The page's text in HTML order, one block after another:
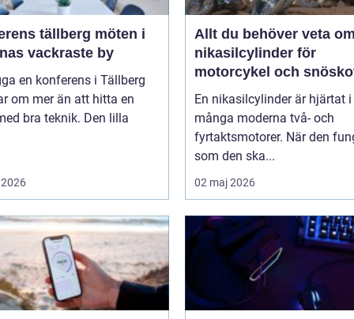
tällberg möten i
vackraste by
en konferens i Tällberg
om mer än att hitta en
bra teknik. Den lilla
Allt du behöver veta
nikasilcylinder för
motorcykel och
En nikasilcylinder är hjärtat i
många moderna två- och
fyrtaktsmotorer. När den
som den ska...
02 maj 2026